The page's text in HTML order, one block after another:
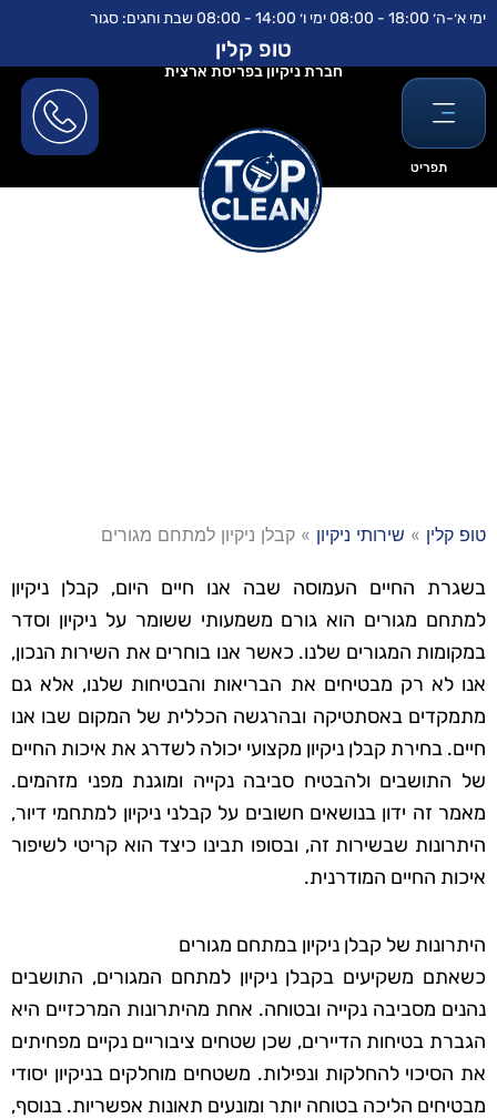
לתוכן
דילוג
ימי א׳-ה׳ 18:00 - 08:00 ימי ו׳ 14:00 - 08:00 שבת וחגים: סגור
תפריט
טופ קלין
חברת ניקיון בפריסת ארצית
טופ קלין » שירותי ניקיון » קבלן ניקיון למתחם מגורים
בשגרת החיים העמוסה שבה אנו חיים היום, קבלן ניקיון
למתחם מגורים הוא גורם משמעותי ששומר על ניקיון וסדר
במקומות המגורים שלנו. כאשר אנו בוחרים את השירות הנכון,
אנו לא רק מבטיחים את הבריאות והבטיחות שלנו, אלא גם
מתמקדים באסתטיקה ובהרגשה הכללית של המקום שבו אנו
חיים. בחירת קבלן ניקיון מקצועי יכולה לשדרג את איכות החיים
של התושבים ולהבטיח סביבה נקייה ומוגנת מפני מזהמים.
מאמר זה ידון בנושאים חשובים על קבלני ניקיון למתחמי דיור,
היתרונות שבשירות זה, ובסופו תבינו כיצד הוא קריטי לשיפור
איכות החיים המודרנית.
היתרונות של קבלן ניקיון במתחם מגורים
כשאתם משקיעים בקבלן ניקיון למתחם המגורים, התושבים
נהנים מסביבה נקייה ובטוחה. אחת מהיתרונות המרכזיים היא
הגברת בטיחות הדיירים, שכן שטחים ציבוריים נקיים מפחיתים
את הסיכוי להחלקות ונפילות. משטחים מוחלקים בניקיון יסודי
מבטיחים הליכה בטוחה יותר ומונעים תאונות אפשריות. בנוסף,